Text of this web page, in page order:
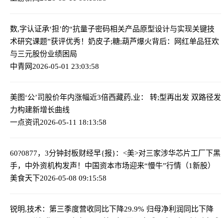
数,字认证承‘担’的“抗量子密码相关产品原型设计与实现关键技
术研究课题”获评优秀！ 奶皮子;糖;葫芦爆火背后：网红单品狂欢
与三元股份业绩困局
中青网2026-05-01 23:03:58
美图‘公’司股价年内涨幅近3倍西藏药,业： 转;型再出发 双路径发
力构建新增长曲线
一点资讯2026-05-11 18:13:58
60?0877，3分钟封板财经早{报}：<美>对三家涉华芯片工厂下黑
手，中外资机构发声！中国资本市场迎来“慢牛”行情（1新股）
美食天下2026-05-08 09:15:58
锐明,技术：第三季度营收同比下降29.9% 归母净利润同比下降